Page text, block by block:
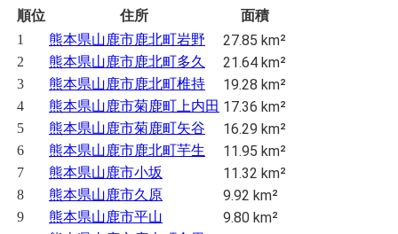
順位 住所
面積
1
熊本県山鹿市鹿北町岩野 27.85 km²
2 熊本県山鹿市鹿北町多久 21.64 km²
3 熊本県山鹿市鹿北町椎持 19.28 km²
4 熊本県山鹿市菊鹿町上内田 17.36 km²
5 熊本県山鹿市菊鹿町矢谷 16.29 km²
6 熊本県山鹿市鹿北町芋生 11.95 km²
7 熊本県山鹿市小坂 11.32 km²
8 熊本県山鹿市久原 9.92 km²
9 熊本県山鹿市平山 9.80 km²